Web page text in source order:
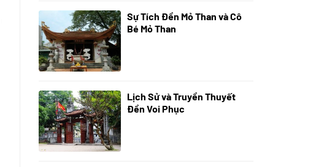
08/07/2024
Sự Tích Đền Mỏ Than và Cô
Bé Mỏ Than
07/07/2024
Lịch Sử và Truyền Thuyết
Đền Voi Phục